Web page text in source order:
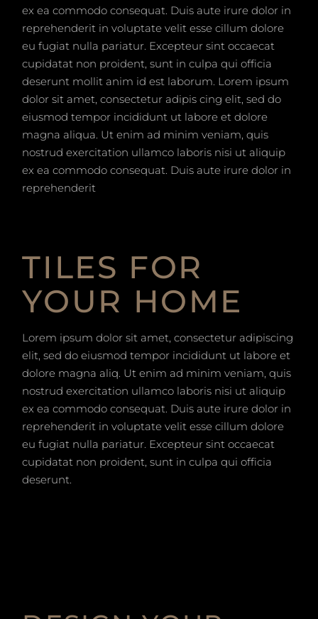
ex ea commodo consequat. Duis aute irure dolor in
reprehenderit in voluptate velit esse cillum dolore
eu fugiat nulla pariatur. Excepteur sint occaecat
cupidatat non proident, sunt in culpa qui officia
deserunt mollit anim id est laborum. Lorem ipsum
dolor sit amet, consectetur adipis cing elit, sed do
eiusmod tempor incididunt ut labore et dolore
magna aliqua. Ut enim ad minim veniam, quis
nostrud exercitation ullamco laboris nisi ut aliquip
ex ea commodo consequat. Duis aute irure dolor in
reprehenderit
TILES FOR
YOUR HOME
Lorem ipsum dolor sit amet, consectetur adipiscing
elit, sed do eiusmod tempor incididunt ut labore et
dolore magna aliq. Ut enim ad minim veniam, quis
nostrud exercitation ullamco laboris nisi ut aliquip
ex ea commodo consequat. Duis aute irure dolor in
reprehenderit in voluptate velit esse cillum dolore
eu fugiat nulla pariatur. Excepteur sint occaecat
cupidatat non proident, sunt in culpa qui officia
deserunt.